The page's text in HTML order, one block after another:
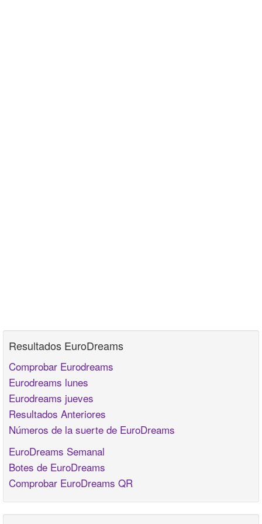
Resultados EuroDreams
Comprobar Eurodreams
Eurodreams lunes
Eurodreams jueves
Resultados Anteriores
Números de la suerte de EuroDreams
EuroDreams Semanal
Botes de EuroDreams
Comprobar EuroDreams QR